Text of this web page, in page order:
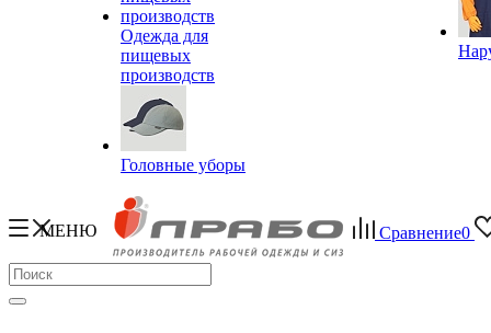
Одежда для
пищевых
производств
Головные уборы
МЕНЮ Сравнение0